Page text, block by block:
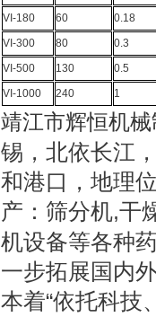
VI-180
60
0.18
VI-300
80
0.3
VI-500
130
0.5
VI-1000
240 1
靖江市辉恒机
锡，北依长江
和港口，地理
产：筛分机,干
机设备等各种
一步拓展国内
本着“依托科技